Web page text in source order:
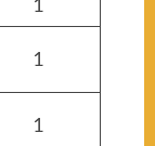
1
1